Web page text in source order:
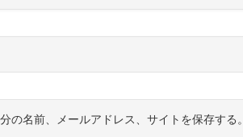
の名前、メールアドレス、サイトを保存する。